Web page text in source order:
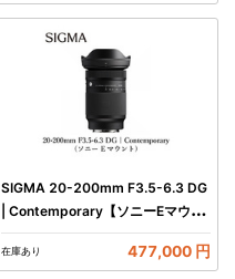
SIGMA 20-200mm F3.5-6.3 DG
| Contemporary【ソニーEマウン
ト】
在庫あり 477,000 円